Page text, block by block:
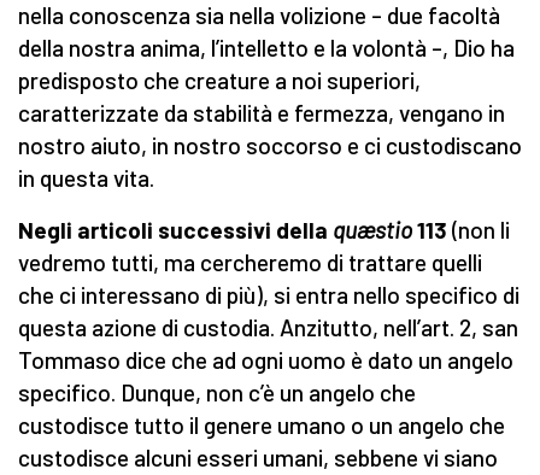
nella conoscenza sia nella volizione – due facoltà
della nostra anima, l’intelletto e la volontà –, Dio ha
predisposto che creature a noi superiori,
caratterizzate da stabilità e fermezza, vengano in
nostro aiuto, in nostro soccorso e ci custodiscano
in questa vita.
Negli articoli successivi della quæstio113 (non li
vedremo tutti, ma cercheremo di trattare quelli
che ci interessano di più), si entra nello specifico di
questa azione di custodia. Anzitutto, nell’art. 2, san
Tommaso dice che ad ogni uomo è dato un angelo
specifico. Dunque, non c’è un angelo che
custodisce tutto il genere umano o un angelo che
custodisce alcuni esseri umani, sebbene vi siano